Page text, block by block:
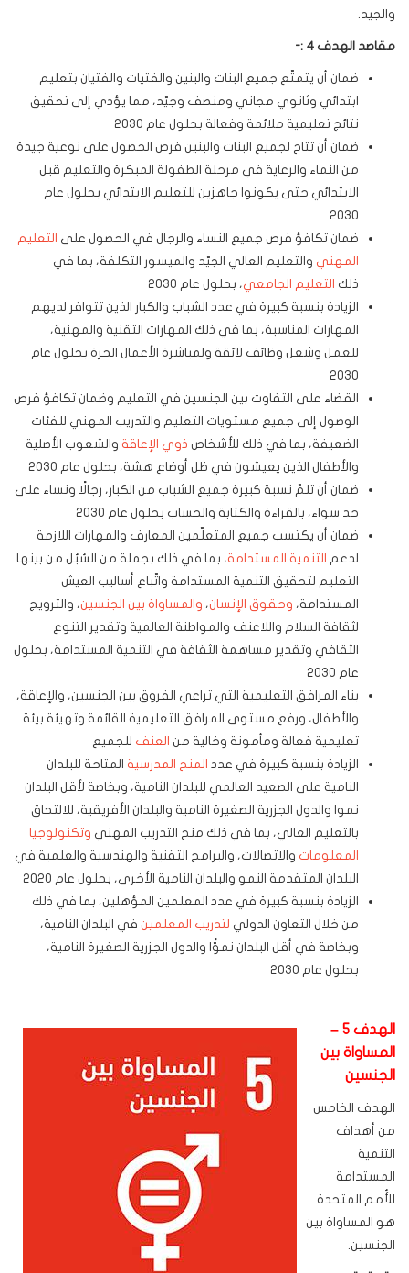
والجيد.
مقاصد الهدف 4 :-
ضمان أن يتمتّع جميع البنات والبنين والفتيات والفتيان بتعليم
ابتدائي وثانوي مجاني ومنصف وجيّد، مما يؤدي إلى تحقيق
نتائج تعليمية ملائمة وفعالة بحلول عام 2030
ضمان أن تتاح لجميع البنات والبنين فرص الحصول على نوعية جيدة
من النماء والرعاية في مرحلة الطفولة المبكرة والتعليم قبل
الابتدائي حتى يكونوا جاهزين للتعليم الابتدائي بحلول عام
2030
ضمان تكافؤ فرص جميع النساء والرجال في الحصول على التعليم
المهني والتعليم العالي الجيّد والميسور التكلفة، بما في
ذلك التعليم الجامعي، بحلول عام 2030
الزيادة بنسبة كبيرة في عدد الشباب والكبار الذين تتوافر لديهم
المهارات المناسبة، بما في ذلك المهارات التقنية والمهنية،
للعمل وشغل وظائف لائقة ولمباشرة الأعمال الحرة بحلول عام
2030
القضاء على التفاوت بين الجنسين في التعليم وضمان تكافؤ فرص
الوصول إلى جميع مستويات التعليم والتدريب المهني للفئات
الضعيفة، بما في ذلك للأشخاص ذوي الإعاقة والشعوب الأصلية
والأطفال الذين يعيشون في ظل أوضاع هشة، بحلول عام 2030
ضمان أن تلمّ نسبة كبيرة جميع الشباب من الكبار، رجالًا ونساء على
حد سواء، بالقراءة والكتابة والحساب بحلول عام 2030
ضمان أن يكتسب جميع المتعلّمين المعارف والمهارات اللازمة
لدعم التنمية المستدامة، بما في ذلك بجملة من السُبُل من بينها
التعليم لتحقيق التنمية المستدامة واتّباع أساليب العيش
المستدامة، وحقوق الإنسان، والمساواة بين الجنسين، والترويج
لثقافة السلام واللاعنف والمواطنة العالمية وتقدير التنوع
الثقافي وتقدير مساهمة الثقافة في التنمية المستدامة، بحلول
عام 2030
بناء المرافق التعليمية التي تراعي الفروق بين الجنسين، والإعاقة،
والأطفال، ورفع مستوى المرافق التعليمية القائمة وتهيئة بيئة
تعليمية فعالة ومأمونة وخالية من العنف للجميع
الزيادة بنسبة كبيرة في عدد المنح المدرسية المتاحة للبلدان
النامية على الصعيد العالمي للبلدان النامية، وبخاصة لأقل البلدان
نموا والدول الجزرية الصغيرة النامية والبلدان الأفريقية، للالتحاق
بالتعليم العالي، بما في ذلك منح التدريب المهني وتكنولوجيا
المعلومات والاتصالات، والبرامج التقنية والهندسية والعلمية في
البلدان المتقدمة النمو والبلدان النامية الأخرى، بحلول عام 2020
الزيادة بنسبة كبيرة في عدد المعلمين المؤهلين، بما في ذلك
من خلال التعاون الدولي لتدريب المعلمين في البلدان النامية،
وبخاصة في أقل البلدان نموًّا والدول الجزرية الصغيرة النامية،
بحلول عام 2030
الهدف 5 –
المساواة بين
الجنسين
الهدف الخامس
من أهداف
التنمية
المستدامة
للأُمم المتحدة
هو المساواة بين
الجنسين.